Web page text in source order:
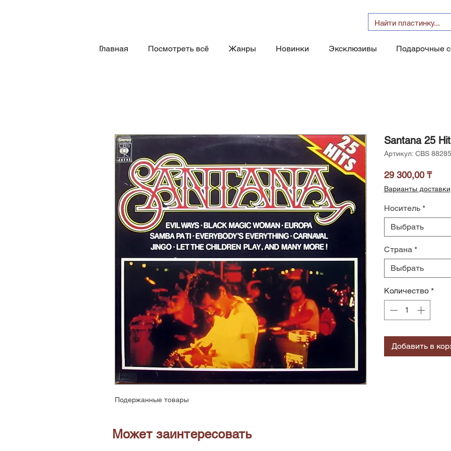
Главная Посмотреть всё Жанры Новинки Эксклюзивы Подарочные
Подержанные товары
Santana 25
Артикул: CBS 88285
29 300,00 ₸
Варианты доставки
Носитель *
Выбрать
Страна *
Выбрать
Количество *
Добавить в
Может заинтересовать